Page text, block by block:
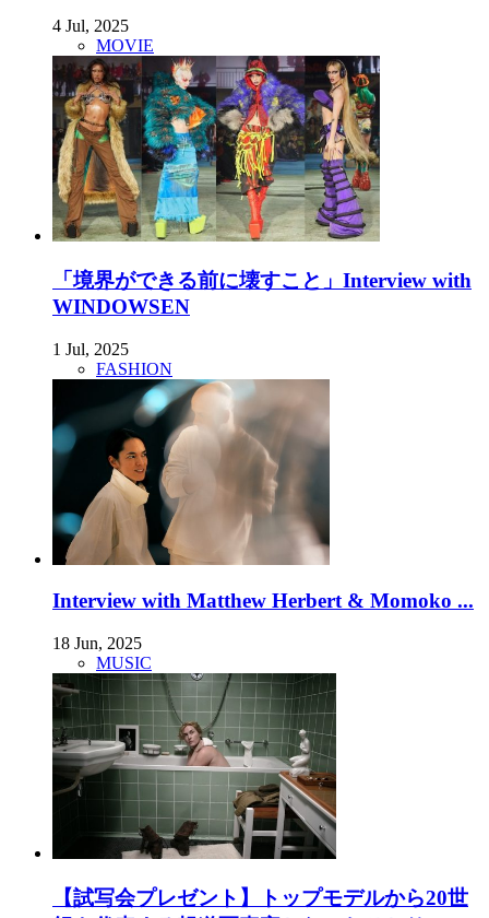
4 Jul, 2025
MOVIE
「境界ができる前に壊すこと」Interview with
WINDOWSEN
1 Jul, 2025
FASHION
Interview with Matthew Herbert & Momoko ...
18 Jun, 2025
MUSIC
【試写会プレゼント】トップモデルから20世